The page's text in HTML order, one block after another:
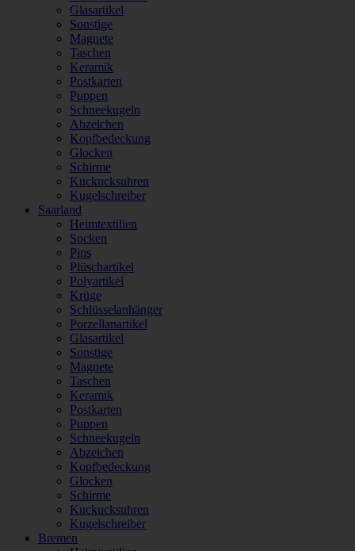
Glasartikel
Sonstige
Magnete
Taschen
Keramik
Postkarten
Puppen
Schneekugeln
Abzeichen
Kopfbedeckung
Glocken
Schirme
Kuckucksuhren
Kugelschreiber
Saarland
Heimtextilien
Socken
Pins
Plüschartikel
Polyartikel
Krüge
Schlüsselanhänger
Porzellanartikel
Glasartikel
Sonstige
Magnete
Taschen
Keramik
Postkarten
Puppen
Schneekugeln
Abzeichen
Kopfbedeckung
Glocken
Schirme
Kuckucksuhren
Kugelschreiber
Bremen